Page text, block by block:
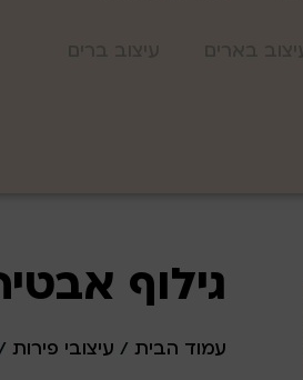
גילוף אבטיח
עמוד הבית / עיצובי פירות